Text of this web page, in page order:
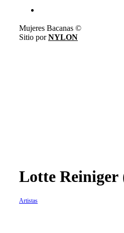
Mujeres Bacanas ©
Sitio porNYLON
Lotte Reiniger
Artistas